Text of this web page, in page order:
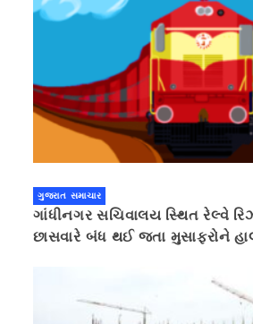
ગુજરાત સમાચાર
ગાંધીનગર સચિવાલય સ્થિત રેલ્વે
છાસવારે બંધ થઈ જતા મુસાફરોને